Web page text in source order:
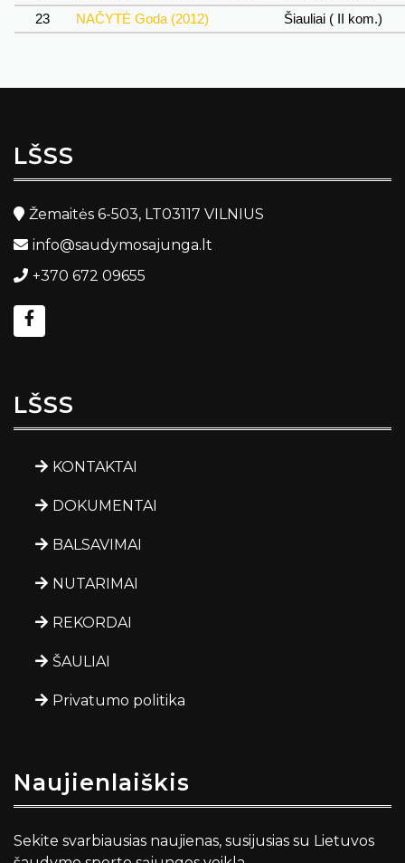
23
NAČYTĖ Goda (2012) Šiauliai ( II kom.)
LŠSS
Žemaitės 6-503, LT03117 VILNIUS
info@saudymosajunga.lt
+370 672 09655
LŠSS
KONTAKTAI
DOKUMENTAI
BALSAVIMAI
NUTARIMAI
REKORDAI
ŠAULIAI
Privatumo politika
Naujienlaiškis
Sekite svarbiausias naujienas, susijusias su Lietuvos